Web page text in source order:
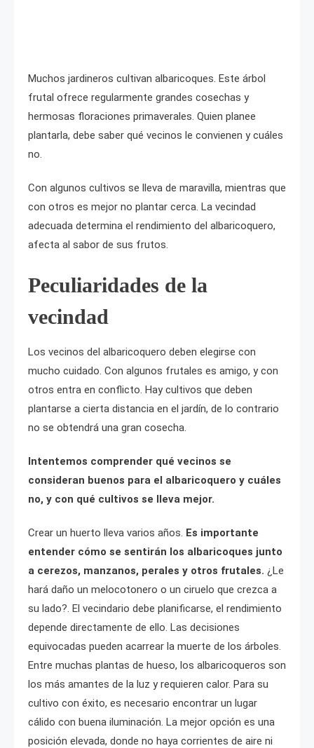
Muchos jardineros cultivan albaricoques. Este árbol
frutal ofrece regularmente grandes cosechas y
hermosas floraciones primaverales. Quien planee
plantarla, debe saber qué vecinos le convienen y cuáles
no.
Con algunos cultivos se lleva de maravilla, mientras que
con otros es mejor no plantar cerca. La vecindad
adecuada determina el rendimiento del albaricoquero,
afecta al sabor de sus frutos.
Peculiaridades de la
vecindad
Los vecinos del albaricoquero deben elegirse con
mucho cuidado. Con algunos frutales es amigo, y con
otros entra en conflicto. Hay cultivos que deben
plantarse a cierta distancia en el jardín, de lo contrario
no se obtendrá una gran cosecha.
Intentemos comprender qué vecinos se
consideran buenos para el albaricoquero y cuáles
no, y con qué cultivos se lleva mejor.
Crear un huerto lleva varios años. Es importante
entender cómo se sentirán los albaricoques junto
a cerezos, manzanos, perales y otros frutales. ¿Le
hará daño un melocotonero o un ciruelo que crezca a
su lado?. El vecindario debe planificarse, el rendimiento
depende directamente de ello. Las decisiones
equivocadas pueden acarrear la muerte de los árboles.
Entre muchas plantas de hueso, los albaricoqueros son
los más amantes de la luz y requieren calor. Para su
cultivo con éxito, es necesario encontrar un lugar
cálido con buena iluminación. La mejor opción es una
posición elevada, donde no haya corrientes de aire ni